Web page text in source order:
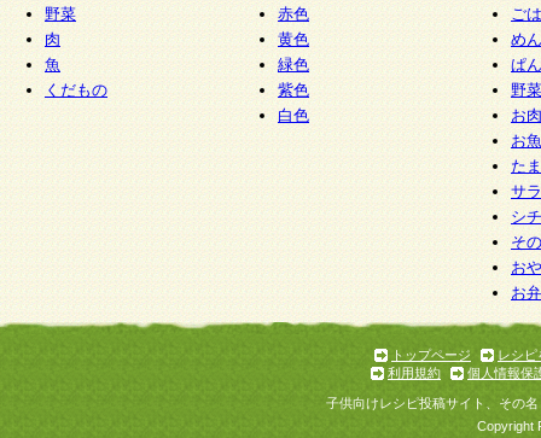
野菜
肉
魚
くだもの
赤色
黄色
緑色
紫色
白色
ご
めん
ぱん
野
お
お
た
サ
シ
そ
お
お
トップページ
レシピ
利用規約
個人情報保
子供向けレシピ投稿サイト、その
Copyright